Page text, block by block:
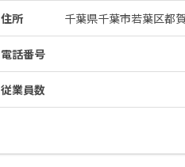
住所 千葉県千葉市若葉区都
電話番号
従業員数